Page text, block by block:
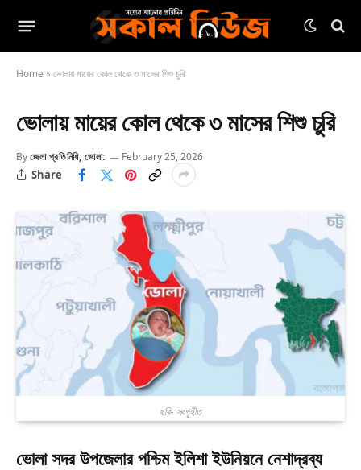
Home »ভোলায় মায়ের কোল থেকে ৩ মাসের শিশু চুরি
ভোলায় মায়ের কোল থেকে ৩ মাসের শিশু চুরি
Byজেলা প্রতিনিধি, ভোলা: February 25, 2026
Share
ছবি- সংগৃহীত
ভোলা সদর উপজেলার পশ্চিম ইলিশা ইউনিয়নে নেশাদ্রব্য